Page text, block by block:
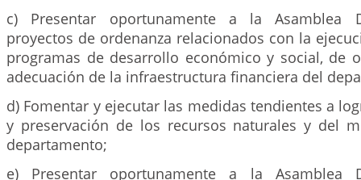
c) Presentar oportunamente a la Asamblea
proyectos de ordenanza relacionados con la
programas de desarrollo económico y social, de
adecuación de la infraestructura financiera del
d) Fomentar y ejecutar las medidas tendientes a
y preservación de los recursos naturales y del
departamento;
e) Presentar oportunamente a la Asamblea